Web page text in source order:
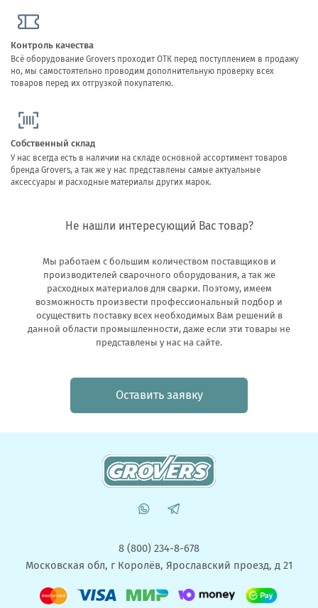
Контроль качества
Всё оборудование Grovers проходит ОТК перед поступлением в продажу
но, мы самостоятельно проводим дополнительную проверку всех
товаров перед их отгрузкой покупателю.
Собственный склад
У нас всегда есть в наличии на складе основной ассортимент товаров
бренда Grovers, а так же у нас представлены самые актуальные
аксессуары и расходные материалы других марок.
Не нашли интересующий Вас товар?
Мы работаем с большим количеством поставщиков и
производителей сварочного оборудования, а так же
расходных материалов для сварки. Поэтому, имеем
возможность произвести профессиональный подбор и
осуществить поставку всех необходимых Вам решений в
данной области промышленности, даже если эти товары не
представлены у нас на сайте.
Оставить заявку
8 (800) 234-8-678
Московская обл, г Королёв, Ярославский проезд, д 21